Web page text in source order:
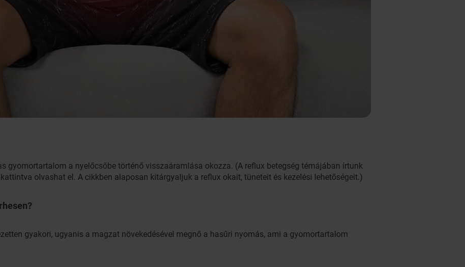
gyomortartalom a nyelőcsőbe történő visszaáramlása okozza. (A reflux betegség témájában írtunk
olvashat el. A cikkben alaposan kitárgyaljuk a reflux okait, tüneteit és kezelési lehetőségeit.)
gyakori, ugyanis a magzat növekedésével megnő a hasűri nyomás, ami a gyomortartalom